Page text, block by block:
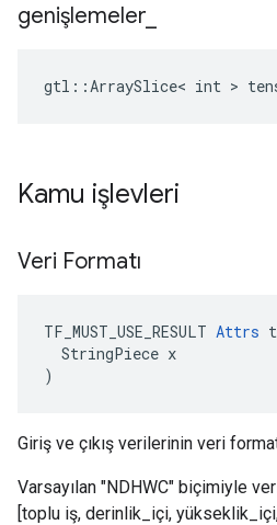
genişlemeler
gtl::ArraySlice< int >
Kamu işlevleri
Veri Formatı
TF_MUST_USE_RESULT Attrs
  StringPiece x
)
Giriş ve çıkış verilerinin veri
Varsayılan "NDHWC" biçimiyle
[toplu iş, derinlik_içi,